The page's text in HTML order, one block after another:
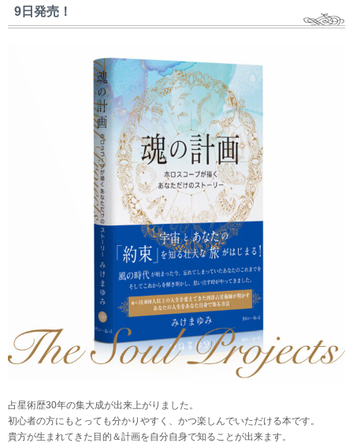
9日発売！
占星術歴30年の集大成が出来上がりました。
初心者の方にもとっても分かりやすく、かつ楽しんでいただける本です。
貴方が生まれてきた目的＆計画を自分自身で知ることが出来ます。